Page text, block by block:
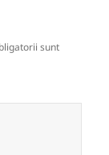
sunt